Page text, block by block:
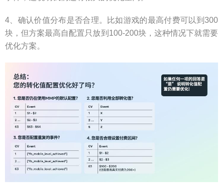
4、确认价值分布是否合理。比如游戏的最高付费可以到300
块，但方案最高自配置只放到100-200块，这种情况下就需要
优化方案。